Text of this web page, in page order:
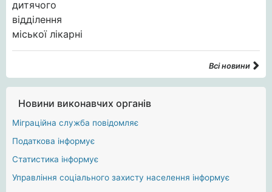
Всі новини
Новини виконавчих органів
Міграційна служба повідомляє
Податкова інформує
Статистика інформує
Управління соціального захисту населення інформує